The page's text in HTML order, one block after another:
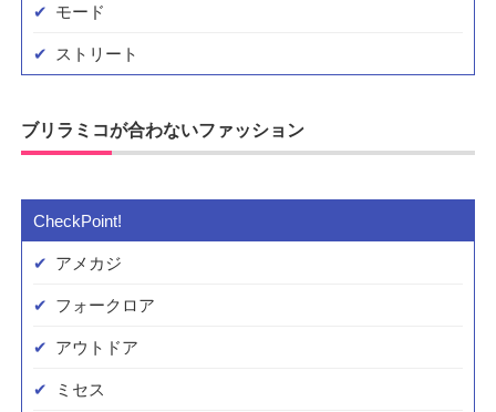
モード
ストリート
ブリラミコが合わないファッション
アメカジ
フォークロア
アウトドア
ミセス